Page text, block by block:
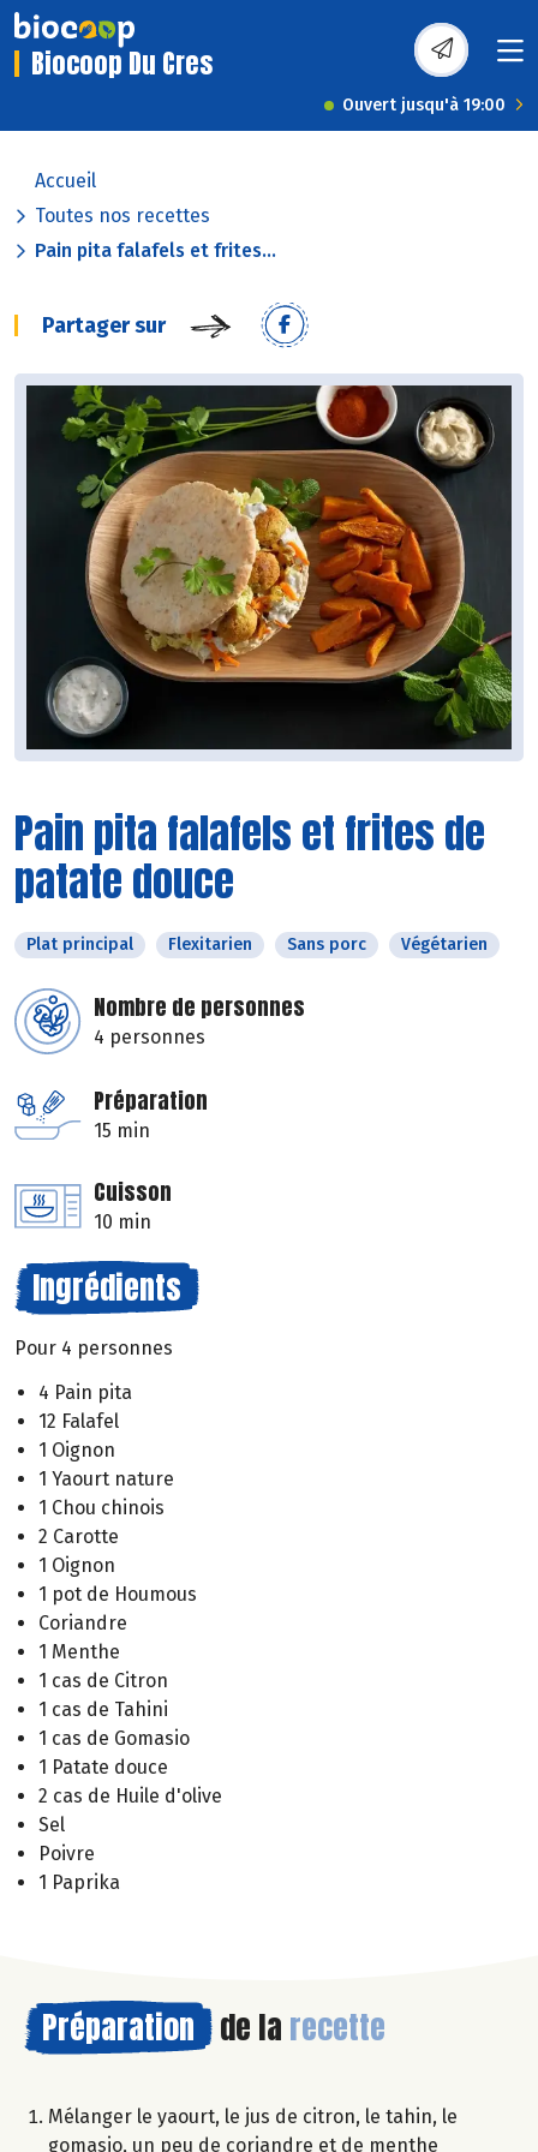
Biocoop Du Cres
Ouvert jusqu'à 19:00
Accueil
Toutes nos recettes
Pain pita falafels et frites...
Partager sur
Pain pita falafels et frites de
patate douce
Plat principal Flexitarien Sans porc Végétarien
Nombre de personnes
4 personnes
Préparation
15 min
Cuisson
10 min
Ingrédients
Pour 4 personnes
4 Pain pita
12 Falafel
1 Oignon
1 Yaourt nature
1 Chou chinois
2 Carotte
1 Oignon
1 pot de Houmous
Coriandre
1 Menthe
1 cas de Citron
1 cas de Tahini
1 cas de Gomasio
1 Patate douce
2 cas de Huile d'olive
Sel
Poivre
1 Paprika
Préparation de la recette
Mélanger le yaourt, le jus de citron, le tahin, le
gomasio, un peu de coriandre et de menthe